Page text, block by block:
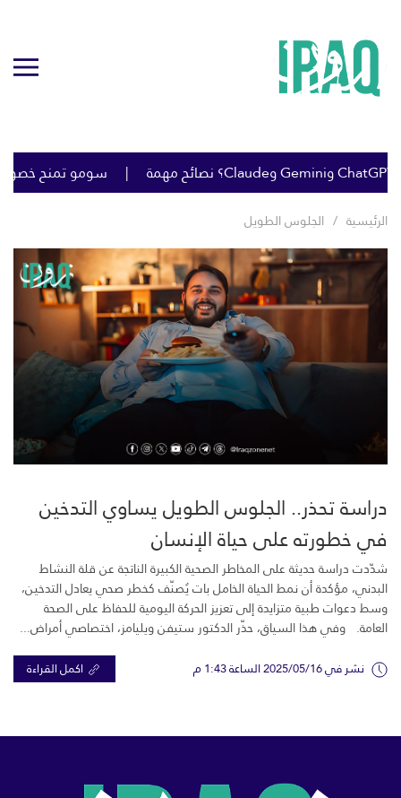
سومو تمنح خصومات
الرئيسية الجلوس الطويل
دراسة تحذر.. الجلوس الطويل يساوي التدخين
في خطورته على حياة الإنسان
شدّدت دراسة حديثة على المخاطر الصحية الكبيرة الناتجة عن قلة النشاط
البدني، مؤكدة أن نمط الحياة الخامل بات يُصنّف كخطر صحي يعادل التدخين،
وسط دعوات طبية متزايدة إلى تعزيز الحركة اليومية للحفاظ على الصحة
العامة. وفي هذا السياق، حذّر الدكتور ستيفن ويليامز، اختصاصي أمراض...
نشر في 2025/05/16 الساعة 1:43 م اكمل القراءة